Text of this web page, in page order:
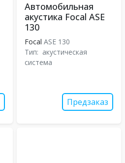
Автомобильная
акустика Focal ASE
130
Focal ASE 130
Тип: акустическая
система
Предзаказ